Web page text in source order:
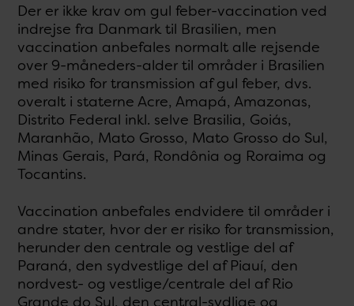
Der er ikke krav om gul feber-vaccination ved
indrejse fra Danmark til Brasilien, men
vaccination anbefales normalt alle rejsende
over 9-måneders-alder til områder i Brasilien
med risiko for transmission af gul feber, dvs.
overalt i staterne Acre, Amapá, Amazonas,
Distrito Federal inkl. selve Brasilia, Goiás,
Maranhão, Mato Grosso, Mato Grosso do Sul,
Minas Gerais, Pará, Rondônia og Roraima og
Tocantins.
Vaccination anbefales endvidere til områder i
andre stater, hvor der er risiko for transmission,
herunder den centrale og vestlige del af
Paraná, den sydvestlige del af Piauí, den
nordvest- og vestlige/centrale del af Rio
Grande do Sul, den central-sydlige og